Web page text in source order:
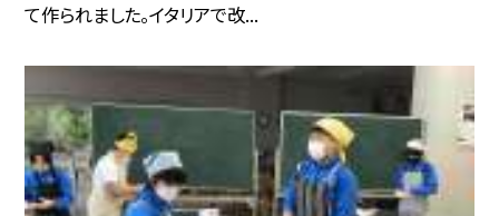
て作られました。イタリアで改...